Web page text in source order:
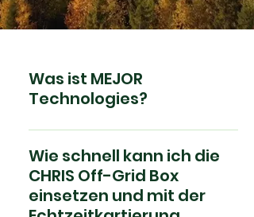
Was ist MEJOR
Technologies?
MEJOR Technologies ist ein
niederländisches
Unternehmen, das Lösungen
zur Eindämmung und
Prävention von Waldbränden
Wie schnell kann ich die
CHRIS Off-Grid Box
einsetzen und mit der